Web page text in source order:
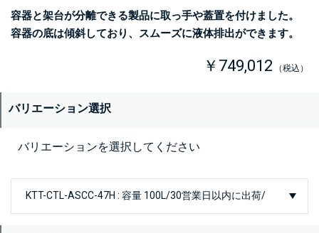
容器と架台が分離できる製品に取っ手や蓋置を付けました。
容器の底は傾斜しており、スムーズに液体排出ができます。
￥749,012 （税込）
バリエーション選択
バリエーションを選択してください